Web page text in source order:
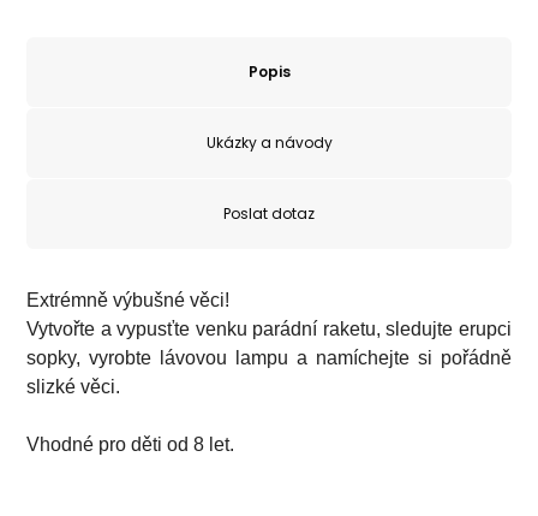
Popis
Ukázky a návody
Poslat dotaz
Extrémně výbušné věci!
Vytvořte a vypusťte venku parádní raketu, sledujte erupci
sopky, vyrobte lávovou lampu a namíchejte si pořádně
slizké věci.
Vhodné pro děti od 8 let.